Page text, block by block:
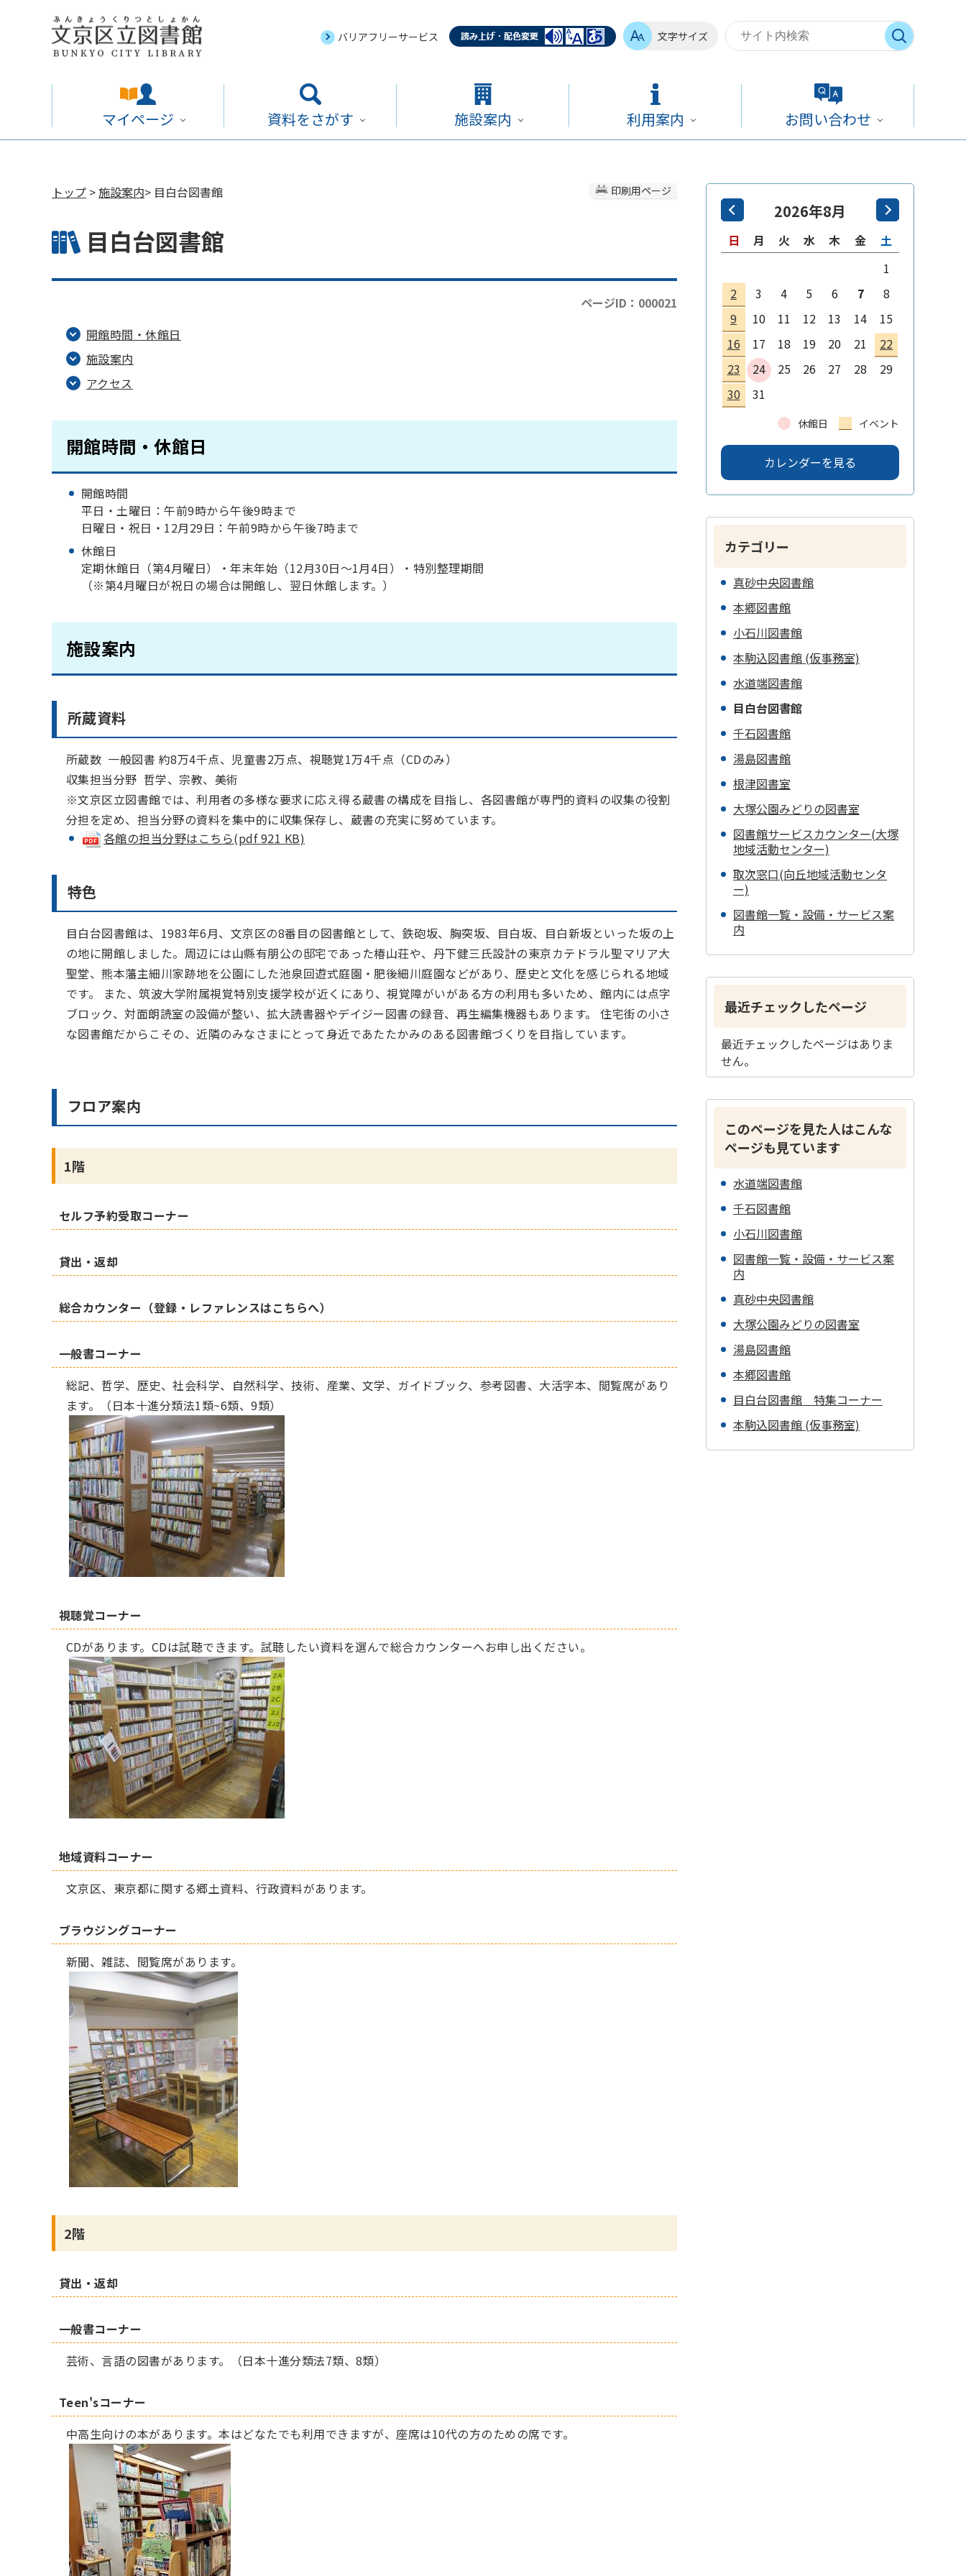
バリアフリーサービス 文字サイズ
マイページ 資料をさがす 施設案内 利用案内 お問い合わせ
印刷用ページ
トップ >施設案内> 目白台図書館
目白台図書館
ページID：000021
開館時間・休館日
施設案内
アクセス
開館時間・休館日
開館時間
平日・土曜日：午前9時から午後9時まで
日曜日・祝日・12月29日：午前9時から午後7時まで
休館日
定期休館日（第4月曜日）・年末年始（12月30日～1月4日）・特別整理期間
（※第4月曜日が祝日の場合は開館し、翌日休館します。）
施設案内
所蔵資料
所蔵数 一般図書 約8万4千点、児童書2万点、視聴覚1万4千点（CDのみ）
収集担当分野 哲学、宗教、美術
※文京区立図書館では、利用者の多様な要求に応え得る蔵書の構成を目指し、各図書館が専門的資料の収集の役割
分担を定め、担当分野の資料を集中的に収集保存し、蔵書の充実に努めています。
各館の担当分野はこちら(pdf 921 KB)
特色
目白台図書館は、1983年6月、文京区の8番目の図書館として、鉄砲坂、胸突坂、目白坂、目白新坂といった坂の上
の地に開館しました。周辺には山縣有朋公の邸宅であった椿山荘や、丹下健三氏設計の東京カテドラル聖マリア大
聖堂、熊本藩主細川家跡地を公園にした池泉回遊式庭園・肥後細川庭園などがあり、歴史と文化を感じられる地域
です。 また、筑波大学附属視覚特別支援学校が近くにあり、視覚障がいがある方の利用も多いため、館内には点字
ブロック、対面朗読室の設備が整い、拡大読書器やデイジー図書の録音、再生編集機器もあります。 住宅街の小さ
な図書館だからこその、近隣のみなさまにとって身近であたたかみのある図書館づくりを目指しています。
フロア案内
1階
セルフ予約受取コーナー
貸出・返却
総合カウンター（登録・レファレンスはこちらへ）
一般書コーナー
総記、哲学、歴史、社会科学、自然科学、技術、産業、文学、ガイドブック、参考図書、大活字本、閲覧席があり
ます。（日本十進分類法1類~6類、9類）
視聴覚コーナー
CDがあります。CDは試聴できます。試聴したい資料を選んで総合カウンターへお申し出ください。
地域資料コーナー
文京区、東京都に関する郷土資料、行政資料があります。
ブラウジングコーナー
新聞、雑誌、閲覧席があります。
2階
貸出・返却
一般書コーナー
芸術、言語の図書があります。（日本十進分類法7類、8類）
Teen'sコーナー
中高生向けの本があります。本はどなたでも利用できますが、座席は10代の方のための席です。
2026年8月
日 月 火 水 木 金
土
1
2
3 4 5 6 7
8
9
10 11 12 13 14
15
16
17 18 19 20 21
22
23
24 25 26 27 28
29
30
31
休館日 イベント
カレンダーを見る
カテゴリー
真砂中央図書館
本郷図書館
小石川図書館
本駒込図書館 (仮事務室)
水道端図書館
目白台図書館
千石図書館
湯島図書館
根津図書室
大塚公園みどりの図書室
図書館サービスカウンター(大塚
地域活動センター)
取次窓口(向丘地域活動センタ
ー)
図書館一覧・設備・サービス案
内
最近チェックしたページ
最近チェックしたページはありま
せん。
このページを見た人はこんな
ページも見ています
水道端図書館
千石図書館
小石川図書館
図書館一覧・設備・サービス案
内
真砂中央図書館
大塚公園みどりの図書室
湯島図書館
本郷図書館
目白台図書館 特集コーナー
本駒込図書館 (仮事務室)